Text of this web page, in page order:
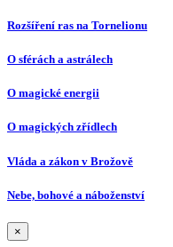
Rozšíření ras na Tornelionu
O sférách a astrálech
O magické energii
O magických zřídlech
Vláda a zákon v Brožově
Nebe, bohové a náboženství
×